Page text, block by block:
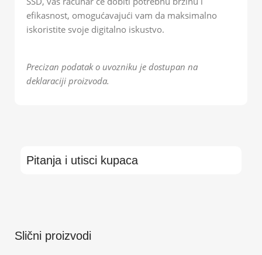
efikasnost, omogućavajući vam da maksimalno
iskoristite svoje digitalno iskustvo.
Precizan podatak o uvozniku je dostupan na
deklaraciji proizvoda.
Pitanja i utisci kupaca
Slični proizvodi